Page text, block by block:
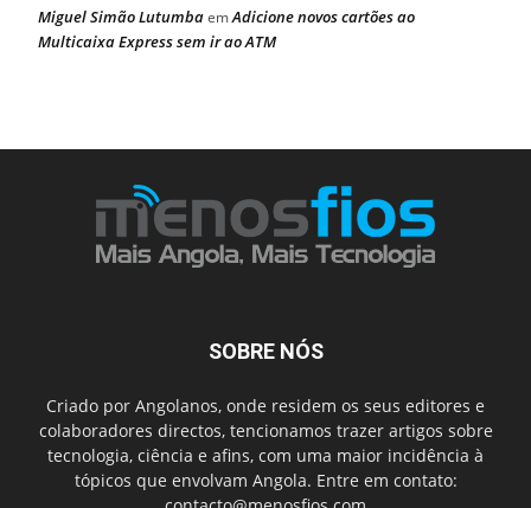
Miguel Simão LutumbaemAdicione novos cartões ao
Multicaixa Express sem ir ao ATM
SOBRE NÓS
Criado por Angolanos, onde residem os seus editores e
colaboradores directos, tencionamos trazer artigos sobre
tecnologia, ciência e afins, com uma maior incidência à
tópicos que envolvam Angola. Entre em contato: